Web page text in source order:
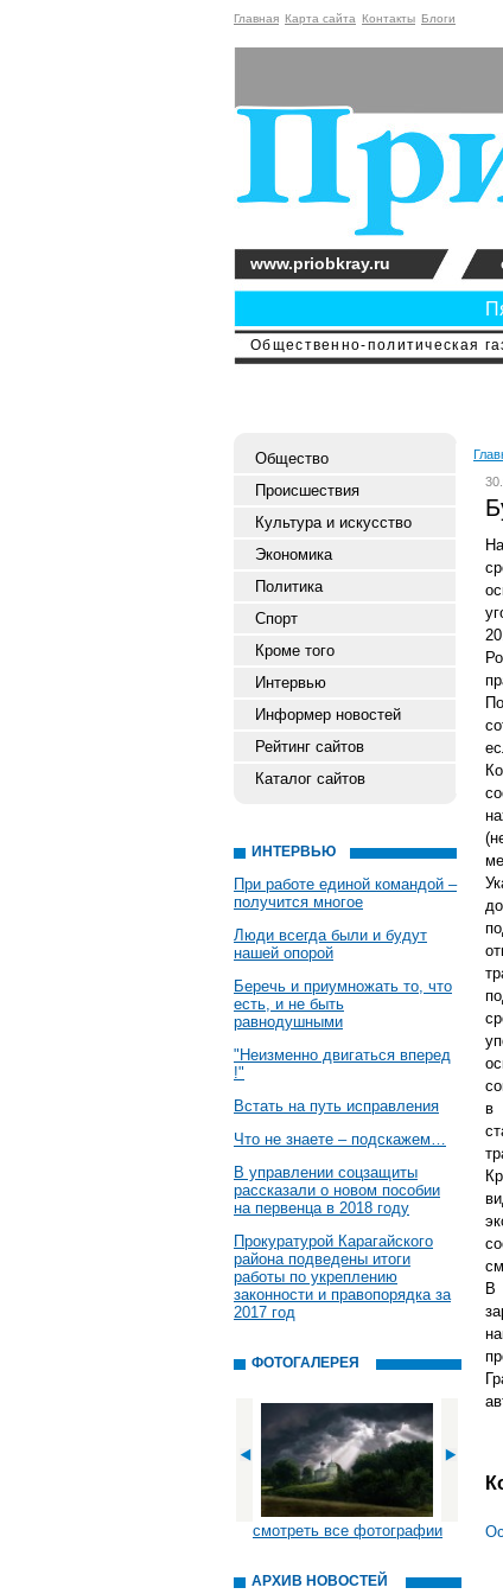
Главная Карта сайта Контакты Блоги
Общественно-политическая
www.priobkray.ru
Общество
Происшествия
Культура и искусство
Экономика
Политика
Спорт
Кроме того
Интервью
Информер новостей
Рейтинг сайтов
Каталог сайтов
ИНТЕРВЬЮ
При работе единой командой –
получится многое
Люди всегда были и будут
нашей опорой
Беречь и приумножать то, что
есть, и не быть
равнодушными
"Неизменно двигаться вперед
!"
Встать на путь исправления
Что не знаете – подскажем…
В управлении соцзащиты
рассказали о новом пособии
на первенца в 2018 году
Прокуратурой Карагайского
района подведены итоги
работы по укреплению
законности и правопорядка за
2017 год
ФОТОГАЛЕРЕЯ
смотреть все фотографии
АРХИВ НОВОСТЕЙ
в
В